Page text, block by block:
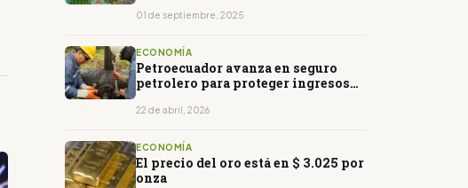
01 de septiembre, 2025
ECONOMÍA
Petroecuador avanza en seguro
petrolero para proteger ingresos
22 de abril, 2026
ECONOMÍA
El precio del oro está en $ 3.025 por
onza